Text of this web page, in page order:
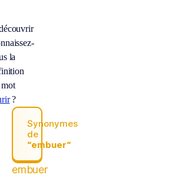
la
?
Synonymes
de
“embuer“
embuer